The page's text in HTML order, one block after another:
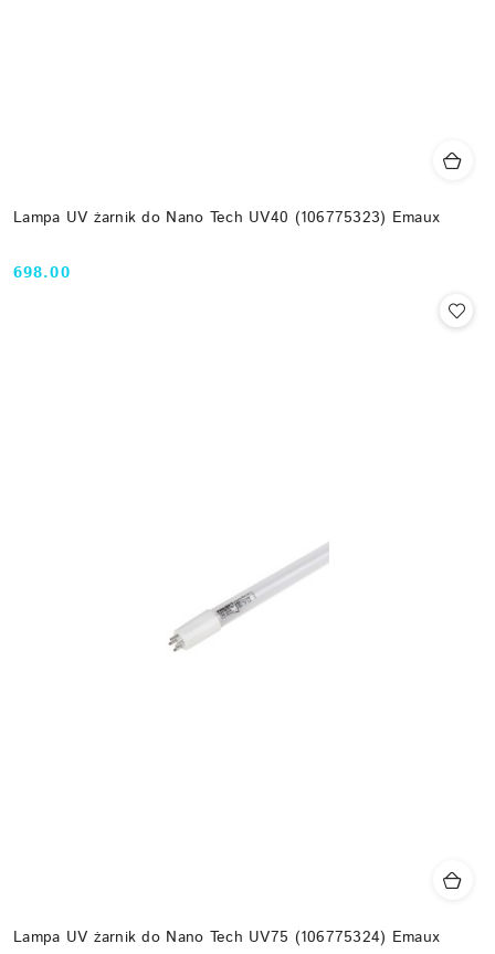
Lampa UV żarnik do Nano Tech UV40 (106775323) Emaux
Cena:
698.00
Lampa UV żarnik do Nano Tech UV75 (106775324) Emaux